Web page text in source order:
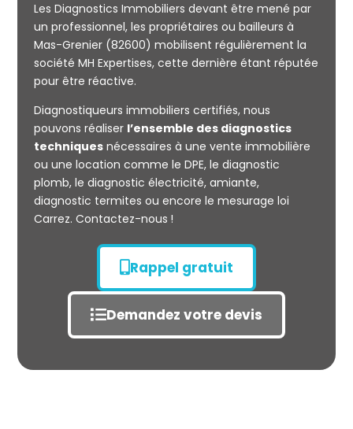
Mesurage
CARREZ
Les Diagnostics Immobiliers devant être mené par
un professionnel, les propriétaires ou bailleurs à
Mas-Grenier (82600) mobilisent régulièrement la
société MH Expertises, cette dernière étant réputée
pour être réactive.
Diagnostiqueurs immobiliers certifiés, nous
pouvons réaliser l’ensemble des diagnostics
techniquesnécessaires à une vente immobilière
ou une location comme le DPE, le diagnostic
plomb, le diagnostic électricité, amiante,
diagnostic termites ou encore le mesurage loi
Carrez. Contactez-nous !
Rappel gratuit
Demandez votre devis